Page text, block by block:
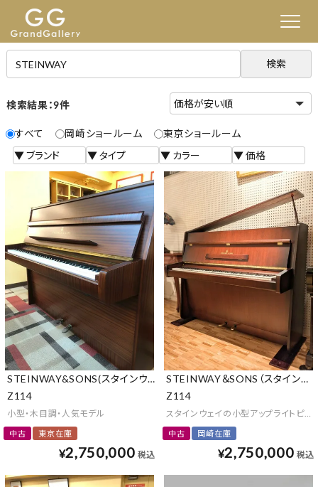
検索
検索結果：9件
すべて 岡崎ショールーム 東京ショールーム
STEINWAY&SONS(スタインウェイ&サンズ)
Z114
小型・木目調・人気モデル
中古 東京在庫
¥2,750,000 税込
STEINWAY＆SONS（スタインウェ
Z114
スタインウェイの小型アップライトピア
中古 岡崎在庫
¥2,750,000 税込